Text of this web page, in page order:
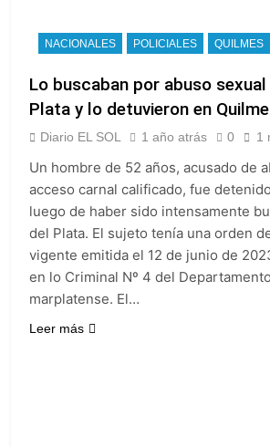
NACIONALES POLICIALES QUILMES
Lo buscaban por abuso
Plata y lo detuvieron en
Diario EL SOL 1 año atrás 0 1
Un hombre de 52 años, acusado de
acceso carnal calificado, fue
luego de haber sido intensamente
del Plata. El sujeto tenía una orden
vigente emitida el 12 de junio de
en lo Criminal Nº 4 del
marplatense. El…
Leer más